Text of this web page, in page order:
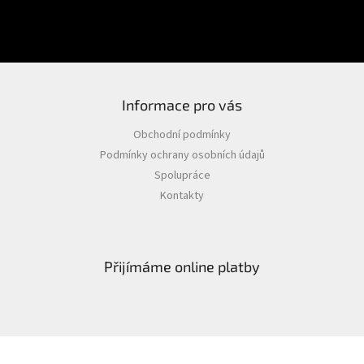
Informace pro vás
Obchodní podmínky
Podmínky ochrany osobních údajů
Spolupráce
Kontakty
Přijímáme online platby